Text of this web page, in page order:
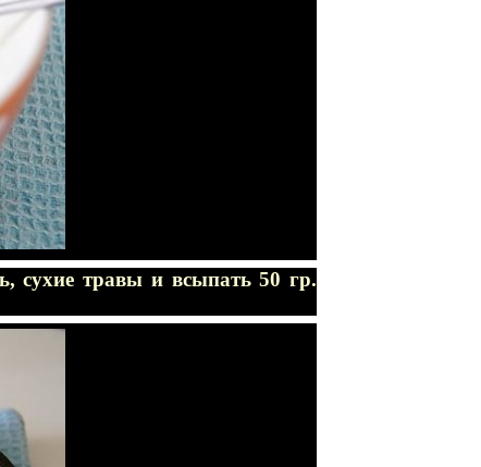
сухие травы и всыпать 50 гр.